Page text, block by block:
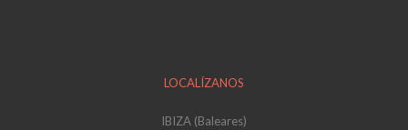
LOCALÍZANOS
IBIZA (Baleares)